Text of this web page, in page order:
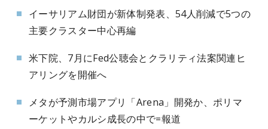
イーサリアム財団が新体制発表、54人削減で5つの
主要クラスター中心再編
米下院、7月にFed公聴会とクラリティ法案関連ヒ
アリングを開催へ
メタが予測市場アプリ「Arena」開発か、ポリマ
ーケットやカルシ成長の中で=報道